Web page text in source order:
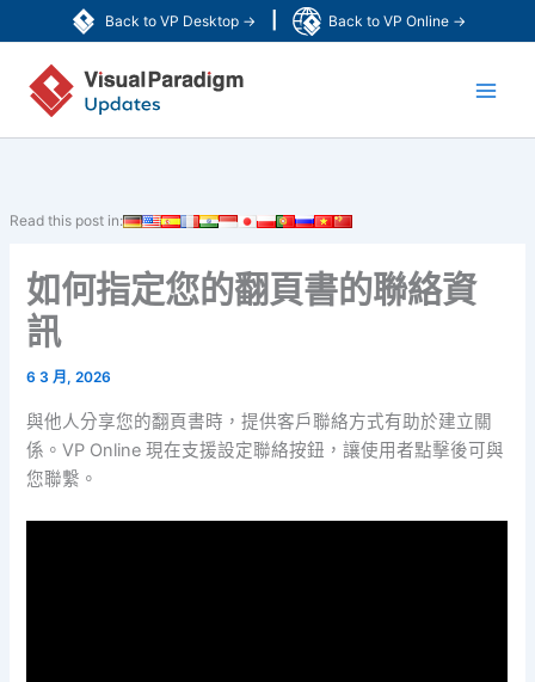
Back to VP Desktop → Back to VP Online →
至
Read this post in:
如何指定您的翻頁書的聯絡資
訊
6 3 月, 2026
與他人分享您的翻頁書時，提供客戶聯絡方式有助於建立關
係。VP Online 現在支援設定聯絡按鈕，讓使用者點擊後可與
您聯繫。